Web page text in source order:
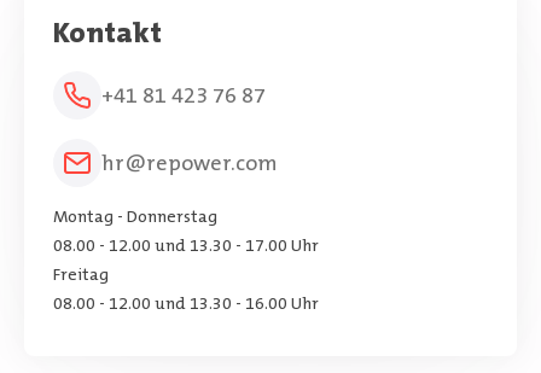
Kontakt
+41 81 423 76 87
hr@repower.com
Montag - Donnerstag
08.00 - 12.00 und 13.30 - 17.00 Uhr
Freitag
08.00 - 12.00 und 13.30 - 16.00 Uhr